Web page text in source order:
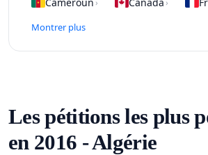
Montrer plus
Les pétitions les plus
en 2016 - Algérie